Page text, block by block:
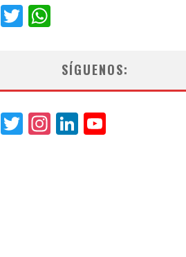
Facebook
Twitter
SÍGUENOS:
Facebook
Twitter
Instagram
LinkedIn